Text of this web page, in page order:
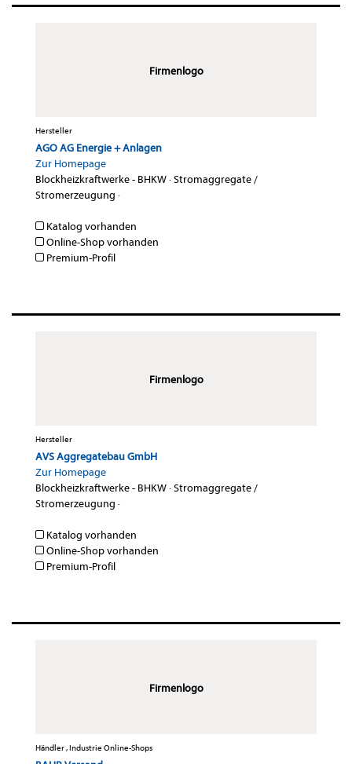
Firmenlogo
Hersteller
AGO AG Energie + Anlagen
Zur Homepage
Blockheizkraftwerke - BHKW·Stromaggregate /
Stromerzeugung ·
Katalog vorhanden
Online-Shop vorhanden
Premium-Profil
Firmenlogo
Hersteller
AVS Aggregatebau GmbH
Zur Homepage
Blockheizkraftwerke - BHKW·Stromaggregate /
Stromerzeugung ·
Katalog vorhanden
Online-Shop vorhanden
Premium-Profil
Firmenlogo
Händler , Industrie Online-Shops